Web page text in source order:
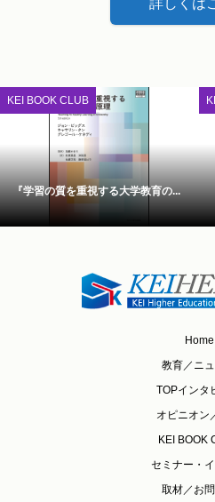
詳しくは
KEI BOOK CLUB
『学習の質を重視する大学教育の...
Home
教育／ニ
TOPインタ
オピニオン
KEI BOOK
セミナー・
取材／お